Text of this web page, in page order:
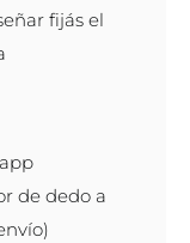
fijás el
de dedo a